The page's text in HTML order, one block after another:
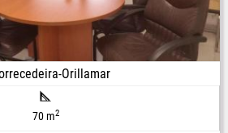
Orillamar
70 m2